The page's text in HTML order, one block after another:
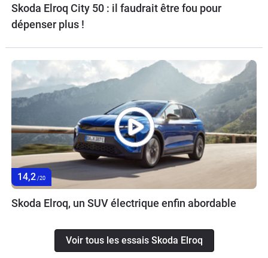
Skoda Elroq City 50 : il faudrait être fou pour
dépenser plus !
14,2 /20
Skoda Elroq, un SUV électrique enfin abordable
Voir tous les essais Skoda Elroq